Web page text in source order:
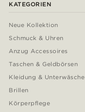
KATEGORIEN
Neue Kollektion
Schmuck & Uhren
Anzug Accessoires
Taschen & Geldbörsen
Kleidung & Unterwäsche
Brillen
Körperpflege